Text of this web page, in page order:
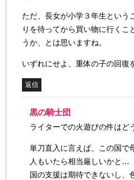
ただ、長女が小学３年生という
りを待ってから買い物に行くこ
うか、とは思いますね。
いずれにせよ、重体の子の回復
返信
黒の騎士団
ライターでの火遊びの件はど
単刀直入に言えば、この国で
人もいたら相当厳しいかと…
国の支援は期待できないし、